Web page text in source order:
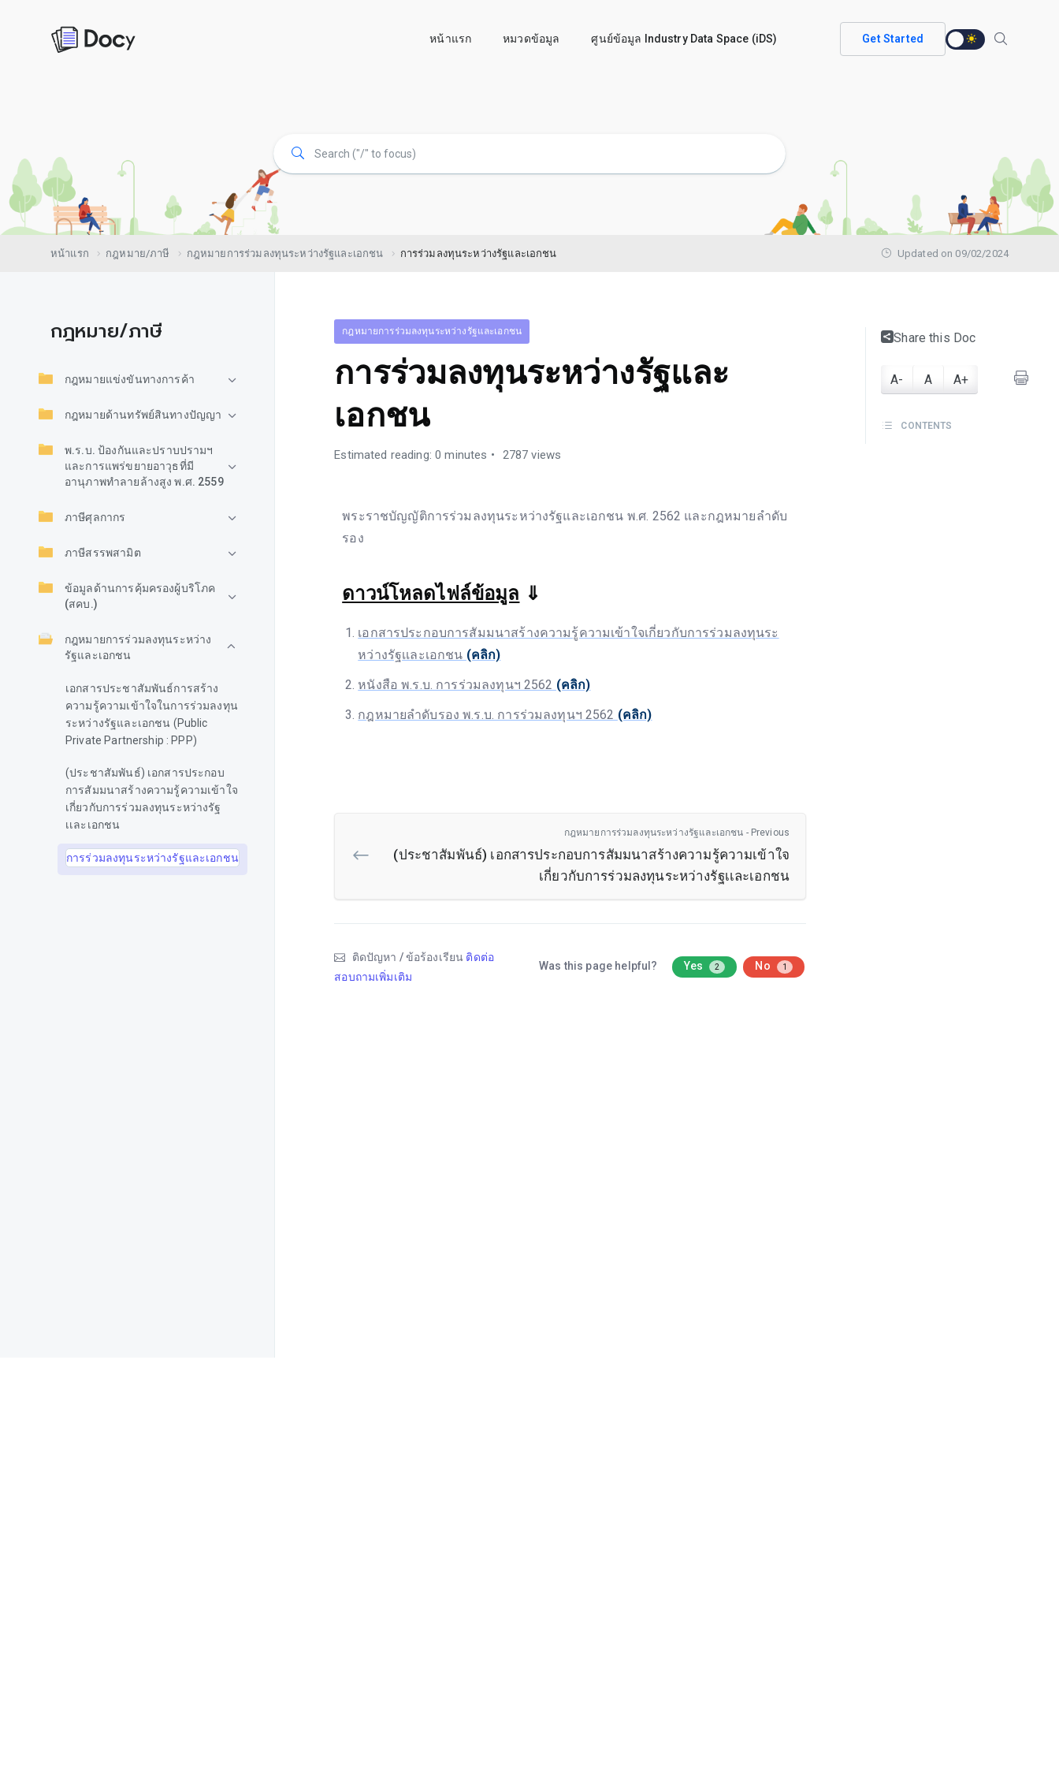
หน้าแรก หมวดข้อมูล ศูนย์ข้อมูล Industry Data Space (iDS) Get Started
หน้าแรก กฎหมาย/ภาษี กฎหมายการร่วมลงทุนระหว่างรัฐและเอกชน การร่วมลงทุนระหว่างรัฐและเอกชน Updated on 09/02/2024
กฎหมาย/ภาษี
กฎหมายแข่งขันทางการค้า
กฎหมายด้านทรัพย์สินทางปัญญา
พ.ร.บ. ป้องกันและปราบปรามฯ
และการแพร่ขยายอาวุธที่มี
อานุภาพทำลายล้างสูง พ.ศ. 2559
ภาษีศุลกากร
ภาษีสรรพสามิต
ข้อมูลด้านการคุ้มครองผู้บริโภค
(สคบ.)
กฎหมายการร่วมลงทุนระหว่าง
รัฐและเอกชน
เอกสารประชาสัมพันธ์การสร้าง
ความรู้ความเข้าใจในการร่วมลงทุน
ระหว่างรัฐและเอกชน (Public
Private Partnership : PPP)
(ประชาสัมพันธ์) เอกสารประกอบ
การสัมมนาสร้างความรู้ความเข้าใจ
เกี่ยวกับการร่วมลงทุนระหว่างรัฐ
เเละเอกชน
การร่วมลงทุนระหว่างรัฐและเอกชน
กฎหมายการร่วมลงทุนระหว่างรัฐและเอกชน
การร่วมลงทุนระหว่างรัฐและ
เอกชน
Estimated reading: 0 minutes 2787 views
พระราชบัญญัติการร่วมลงทุนระหว่างรัฐและเอกชน พ.ศ. 2562 และกฎหมายลำดับ
รอง
ดาวน์โหลดไฟล์ข้อมูล ⇓
เอกสารประกอบการสัมมนาสร้างความรู้ความเข้าใจเกี่ยวกับการร่วมลงทุนระ
หว่างรัฐเเละเอกชน (คลิก)
หนังสือ พ.ร.บ. การร่วมลงทุนฯ 2562 (คลิก)
กฎหมายลำดับรอง พ.ร.บ. การร่วมลงทุนฯ 2562 (คลิก)
กฎหมายการร่วมลงทุนระหว่างรัฐและเอกชน - Previous
(ประชาสัมพันธ์) เอกสารประกอบการสัมมนาสร้างความรู้ความเข้าใจ
เกี่ยวกับการร่วมลงทุนระหว่างรัฐเเละเอกชน
ติดปัญหา / ข้อร้องเรียน ติดต่อ
สอบถามเพิ่มเติม
Was this page helpful? Yes 2 No 1
Share this Doc
A- A A+
CONTENTS